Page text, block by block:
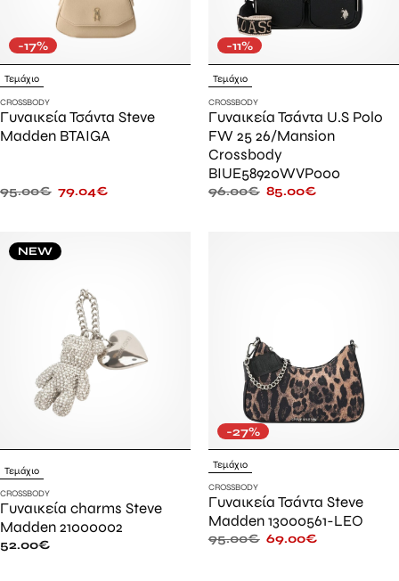
-17%
Τεμάχιο
CROSSBODY
Γυναικεία Τσάντα Steve
Madden BTAIGA
95.00€ 79.04€
-11%
Τεμάχιο
CROSSBODY
Γυναικεία Τσάντα U.S Polo
FW 25 26/Mansion
Crossbody
BIUE58920WVP000
96.00€ 85.00€
NEW
Τεμάχιο
CROSSBODY
Γυναικεία charms Steve
Madden 21000002
52.00€
-27%
Τεμάχιο
CROSSBODY
Γυναικεία Τσάντα Steve
Madden 13000561-LEO
95.00€ 69.00€